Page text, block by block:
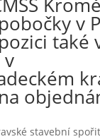
v
také
v
stavební